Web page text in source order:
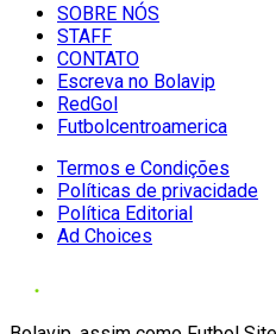
SOBRE NÓS
STAFF
CONTATO
Escreva no Bolavip
RedGol
Futbolcentroamerica
Termos e Condições
Políticas de privacidade
Política Editorial
Ad Choices